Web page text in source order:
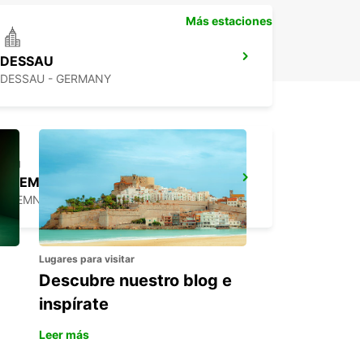
DESSAU
DESSAU - GERMANY
CHEMNITZ
CHEMNITZ - GERMANY
Más estaciones
Lugares para visitar
Descubre nuestro blog e
inspírate
Leer más